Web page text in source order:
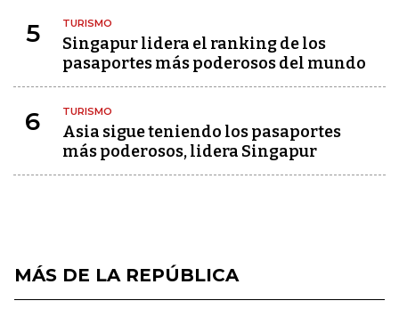
5 TURISMO
Singapur lidera el ranking de los
pasaportes más poderosos del mundo
6 TURISMO
Asia sigue teniendo los pasaportes
más poderosos, lidera Singapur
MÁS DE LA REPÚBLICA